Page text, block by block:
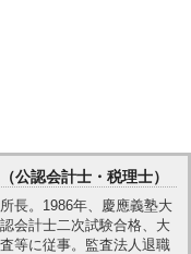
公認会計士・税理士）
長。1986年、慶應義塾大
会計士二次試験合格、大
等に従事。監査法人退職